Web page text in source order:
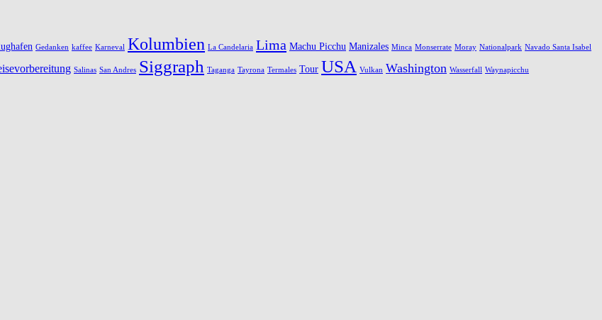
Gedanken kaffee Karneval Kolumbien La Candelaria Lima Machu Picchu Manizales Minca Monserrate Moray Nationalpark Navado Santa Isabel
Salinas San Andres Siggraph Taganga Tayrona Termales Tour USA Vulkan Washington Wasserfall Waynapicchu